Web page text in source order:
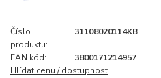
Číslo
produktu:
31108020114KB
EAN kód:
3800171214957
Hlídat cenu / dostupnost